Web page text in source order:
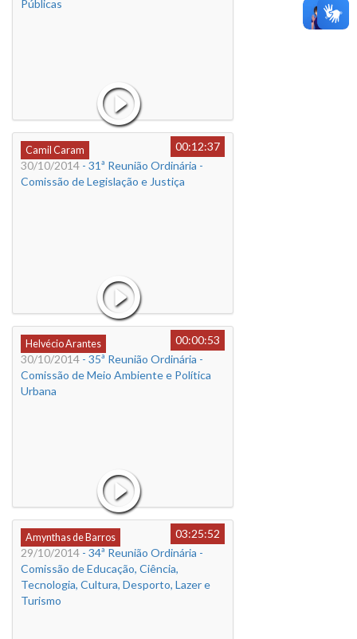
Públicas
Camil Caram
00:12:37
30/10/2014 - 31ª Reunião Ordinária -
Comissão de Legislação e Justiça
Helvécio Arantes
00:00:53
30/10/2014 - 35ª Reunião Ordinária -
Comissão de Meio Ambiente e Política
Urbana
Amynthas de Barros
03:25:52
29/10/2014 - 34ª Reunião Ordinária -
Comissão de Educação, Ciência,
Tecnologia, Cultura, Desporto, Lazer e
Turismo